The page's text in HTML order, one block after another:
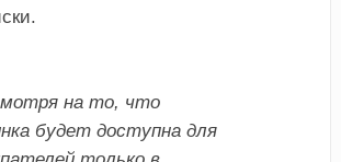
на то, что
будет доступна для